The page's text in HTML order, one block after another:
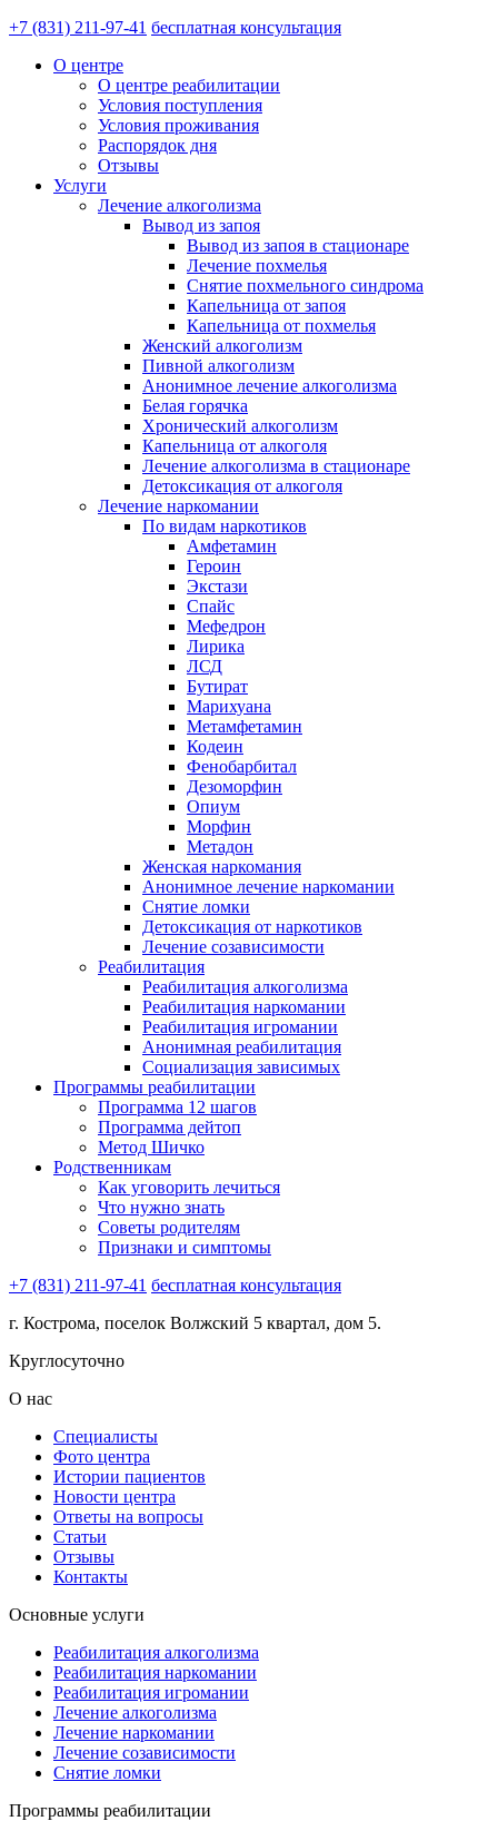
+7 (831) 211-97-41 бесплатная консультация
О центре
О центре реабилитации
Условия поступления
Условия проживания
Распорядок дня
Отзывы
Услуги
Лечение алкоголизма
Вывод из запоя
Вывод из запоя в стационаре
Лечение похмелья
Снятие похмельного синдрома
Капельница от запоя
Капельница от похмелья
Женский алкоголизм
Пивной алкоголизм
Анонимное лечение алкоголизма
Белая горячка
Хронический алкоголизм
Капельница от алкоголя
Лечение алкоголизма в стационаре
Детоксикация от алкоголя
Лечение наркомании
По видам наркотиков
Амфетамин
Героин
Экстази
Спайс
Мефедрон
Лирика
ЛСД
Бутират
Марихуана
Метамфетамин
Кодеин
Фенобарбитал
Дезоморфин
Опиум
Морфин
Метадон
Женская наркомания
Анонимное лечение наркомании
Снятие ломки
Детоксикация от наркотиков
Лечение созависимости
Реабилитация
Реабилитация алкоголизма
Реабилитация наркомании
Реабилитация игромании
Анонимная реабилитация
Социализация зависимых
Программы реабилитации
Программа 12 шагов
Программа дейтоп
Метод Шичко
Родственникам
Как уговорить лечиться
Что нужно знать
Советы родителям
Признаки и симптомы
+7 (831) 211-97-41 бесплатная консультация
г. Кострома, поселок Волжский 5 квартал, дом 5.
Круглосуточно
О нас
Специалисты
Фото центра
Истории пациентов
Новости центра
Ответы на вопросы
Статьи
Отзывы
Контакты
Основные услуги
Реабилитация алкоголизма
Реабилитация наркомании
Реабилитация игромании
Лечение алкоголизма
Лечение наркомании
Лечение созависимости
Снятие ломки
Программы реабилитации